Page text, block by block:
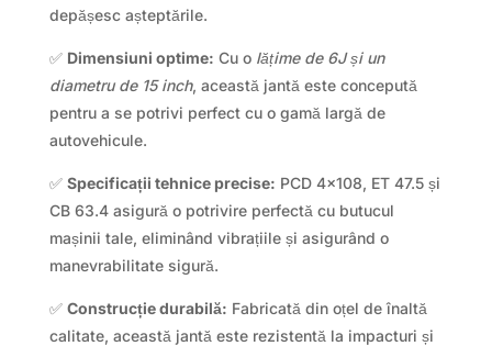
depășesc așteptările.
✅ Dimensiuni optime: Cu o lățime de 6J și un
diametru de 15 inch, această jantă este concepută
pentru a se potrivi perfect cu o gamă largă de
autovehicule.
✅ Specificații tehnice precise: PCD 4×108, ET 47.5 și
CB 63.4 asigură o potrivire perfectă cu butucul
mașinii tale, eliminând vibrațiile și asigurând o
manevrabilitate sigură.
✅ Construcție durabilă: Fabricată din oțel de înaltă
calitate, această jantă este rezistentă la impacturi și